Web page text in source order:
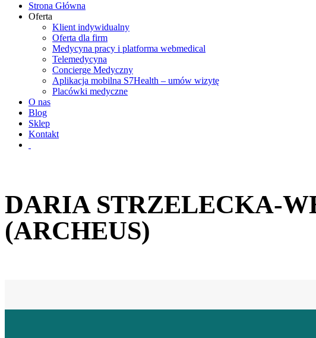
Strona Główna
Oferta
Klient indywidualny
Oferta dla firm
Medycyna pracy i platforma webmedical
Telemedycyna
Concierge Medyczny
Aplikacja mobilna S7Health – umów wizytę
Placówki medyczne
O nas
Blog
Sklep
Kontakt
DARIA STRZELECKA-
(ARCHEUS)